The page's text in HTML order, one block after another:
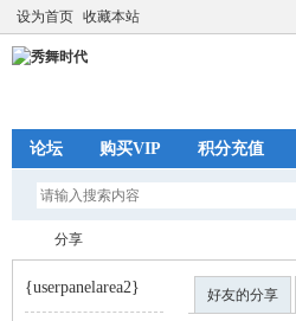
设为首页 收藏本站
论坛 购买VIP 积分充值
分享
{userpanelarea2} 好友的分享